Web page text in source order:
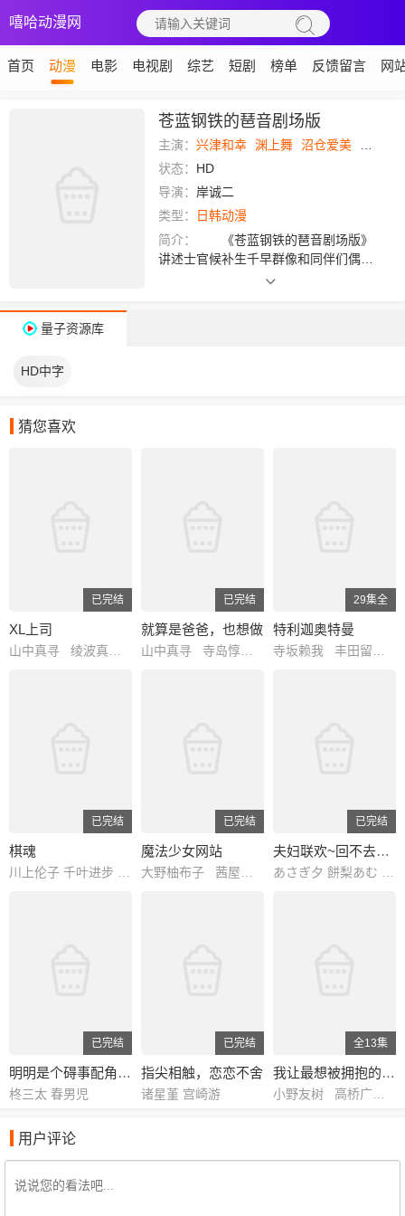
嘻哈动漫网
首页 动漫 电影 电视剧 综艺 短剧 榜单 反馈留言 网
苍蓝钢铁的琶音剧场版
主演： 兴津和幸 渊上舞 沼仓爱美
状态： HD
导演： 岸诚二
类型：
日韩动漫
简介：
《苍蓝钢铁的琶音剧场版》
讲述士官候补生千早群像和同伴们偶然
登上了旧时大日本帝国海军的潜水艇“伊
量子资源库
HD中字
猜您喜欢
已完结
XL上司
已完结
就算是爸爸，也想做
山中真寻 寺岛惇太 古木望 白井悠介
29集全
特利迦奥特曼
已完结
棋魂
已完结
魔法少女网站
已完结
夫妇联欢~回不去的夜晚~
已完结
明明是个碍事配角、却被王子给宠爱了
柊三太 春男児
已完结
指尖相触，恋恋不舍
诸星堇 宫崎游
全13集
我让最想被拥抱的男人给威胁了
用户评论